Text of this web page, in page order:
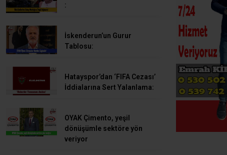
:
İskenderun’un Gurur
Tablosu:
Hatayspor’dan ‘FIFA Cezası’
İddialarına Sert Yalanlama:
OYAK Çimento, yeşil
dönüşümle sektöre yön
veriyor